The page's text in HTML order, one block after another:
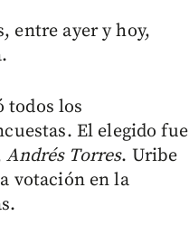
entre ayer y hoy,
todos los
El elegido fue
Andrés Torres. Uribe
votación en la